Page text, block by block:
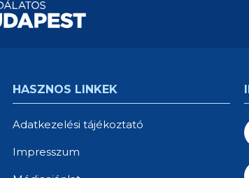
HASZNOS LINKEK
Adatkezelési tájékoztató
Impresszum